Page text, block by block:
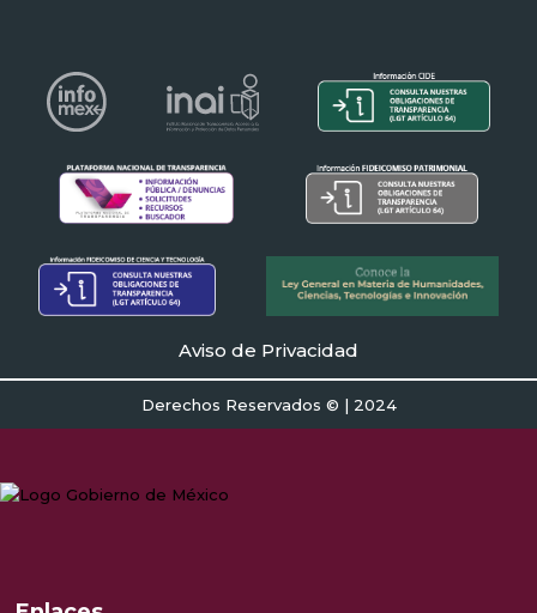
Aviso de Privacidad
Derechos Reservados © | 2024